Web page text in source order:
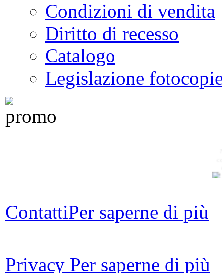
Condizioni di vendita
Diritto di recesso
Catalogo
Legislazione
ContattiPer saperne di più
Privacy Per saperne di più